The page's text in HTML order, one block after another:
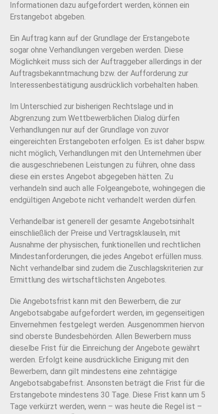
Informationen dazu aufgefordert werden, können ein
Erstangebot abgeben.
Ein Auftrag kann auf der Grundlage der Erstangebote
sogar ohne Verhandlungen vergeben werden. Diese
Möglichkeit muss sich der Auftraggeber allerdings in der
Auftragsbekanntmachung bzw. der Aufforderung zur
Interessenbestätigung ausdrücklich vorbehalten haben.
Im Unterschied zur bisherigen Rechtslage und in
Abgrenzung zum Wettbewerblichen Dialog dürfen
Verhandlungen nur auf der Grundlage von zuvor
eingereichten Erstangeboten erfolgen. Es ist daher bspw.
nicht möglich, Verhandlungen mit den Unternehmen über
die ausgeschriebenen Leistungen zu führen, ohne dass
diese ein erstes Angebot abgegeben hätten. Zu
verhandeln sind auch alle Folgeangebote, wohingegen die
endgültigen Angebote nicht verhandelt werden dürfen.
Verhandelbar ist generell der gesamte Angebotsinhalt
einschließlich der Preise und Vertragsklauseln, mit
Ausnahme der physischen, funktionellen und rechtlichen
Mindestanforderungen, die jedes Angebot erfüllen muss.
Nicht verhandelbar sind zudem die Zuschlagskriterien zur
Ermittlung des wirtschaftlichsten Angebotes.
Die Angebotsfrist kann mit den Bewerbern, die zur
Angebotsabgabe aufgefordert werden, im gegenseitigen
Einvernehmen festgelegt werden. Ausgenommen hiervon
sind oberste Bundesbehörden. Allen Bewerbern muss
dieselbe Frist für die Einreichung der Angebote gewährt
werden. Erfolgt keine ausdrückliche Einigung mit den
Bewerbern, dann gilt mindestens eine zehntägige
Angebotsabgabefrist. Ansonsten beträgt die Frist für die
Erstangebote mindestens 30 Tage. Diese Frist kann um 5
Tage verkürzt werden, wenn – was heute die Regel ist –